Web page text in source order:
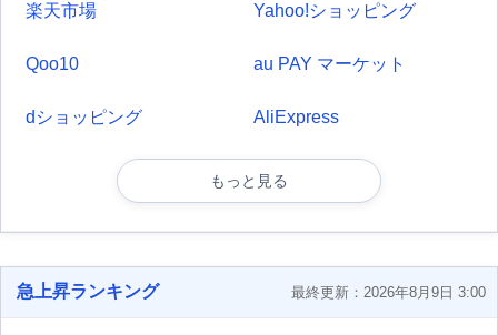
楽天市場 Yahoo!ショッピング
Qoo10 au PAY マーケット
dショッピング AliExpress
もっと見る
急上昇ランキング 最終更新：2026年8月9日 3:00